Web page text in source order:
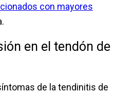
con mayores
en el tendón de
de la tendinitis de